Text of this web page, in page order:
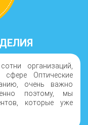
организаций,
сфере Оптические
очень важно
поэтому, мы
которые уже